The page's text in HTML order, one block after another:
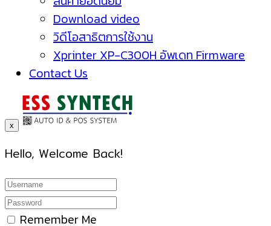
Download video
วิดีโอสาธิตการใช้งาน
Xprinter XP-C300H อัพเดท Firmware
Contact Us
x
Hello, Welcome Back!
Remember Me